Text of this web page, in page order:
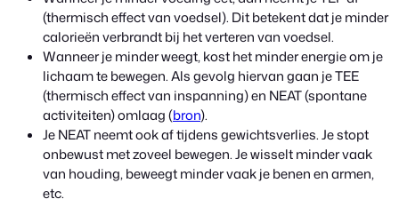
(thermisch effect van voedsel). Dit betekent dat je minder
calorieën verbrandt bij het verteren van voedsel.
Wanneer je minder weegt, kost het minder energie om je
lichaam te bewegen. Als gevolg hiervan gaan je TEE
(thermisch effect van inspanning) en NEAT (spontane
activiteiten) omlaag (bron).
Je NEAT neemt ook af tijdens gewichtsverlies. Je stopt
onbewust met zoveel bewegen. Je wisselt minder vaak
van houding, beweegt minder vaak je benen en armen,
etc.